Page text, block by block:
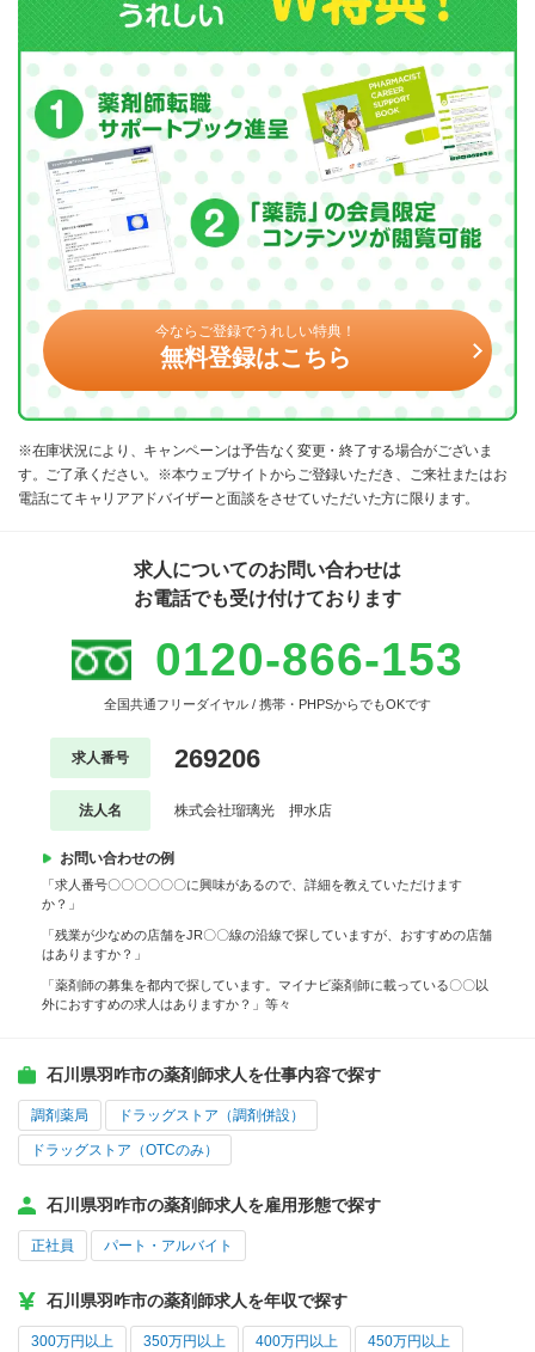
今ならご登録でうれしい特典！
無料登録はこちら
※在庫状況により、キャンペーンは予告なく変更・終了する場合がございま
す。ご了承ください。※本ウェブサイトからご登録いただき、ご来社またはお
電話にてキャリアアドバイザーと面談をさせていただいた方に限ります。
求人についてのお問い合わせは
お電話でも受け付けております
0120-866-153
全国共通フリーダイヤル / 携帯・PHPSからでもOKです
求人番号 269206
法人名 株式会社瑠璃光 押水店
お問い合わせの例
「求人番号〇〇〇〇〇〇に興味があるので、詳細を教えていただけます
か？」
「残業が少なめの店舗をJR〇〇線の沿線で探していますが、おすすめの店舗
はありますか？」
「薬剤師の募集を都内で探しています。マイナビ薬剤師に載っている〇〇以
外におすすめの求人はありますか？」等々
石川県羽咋市の薬剤師求人を仕事内容で探す
調剤薬局 ドラッグストア（調剤併設）
ドラッグストア（OTCのみ）
石川県羽咋市の薬剤師求人を雇用形態で探す
正社員 パート・アルバイト
石川県羽咋市の薬剤師求人を年収で探す
300万円以上 350万円以上 400万円以上 450万円以上